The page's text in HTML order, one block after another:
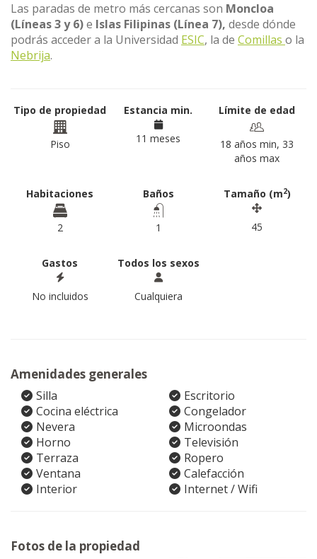
Las paradas de metro más cercanas son Moncloa
(Líneas 3 y 6)e Islas Filipinas (Línea 7), desde dónde
podrás acceder a la Universidad ESIC, la de Comillas o la
Nebrija.
Tipo de propiedad
Piso
Estancia min.
11 meses
Límite de edad
18 años min, 33
años max
Habitaciones
2
Baños
1
Tamaño (m2)
45
Gastos
No incluidos
Todos los sexos
Cualquiera
Amenidades generales
Silla
Escritorio
Cocina eléctrica
Congelador
Nevera
Microondas
Horno
Televisión
Terraza
Ropero
Ventana
Calefacción
Interior
Internet / Wifi
Fotos de la propiedad